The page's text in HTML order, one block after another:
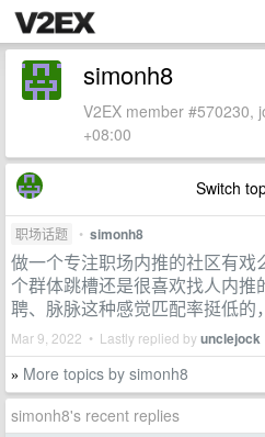
simonh8
V2EX member #570230,
+08:00
Switch
职场话题 • simonh8
做一个专注职场内推的社区有戏
个群体跳槽还是很喜欢找人内推
聘、脉脉这种感觉匹配率挺低的
Mar 9, 2022 • Lastly replied byunclejock
» More topics by simonh8
simonh8's recent replies